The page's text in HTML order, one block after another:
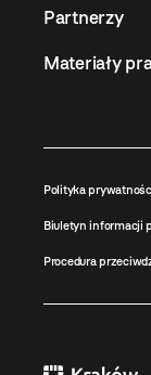
Partnerzy
Materiały
Polityka
Biuletyn informacji
Procedura